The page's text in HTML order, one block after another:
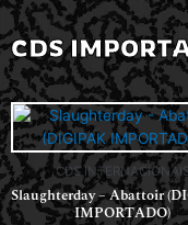
CDS
CDS
Slaughterday – Abattoir
IMPORTADO)